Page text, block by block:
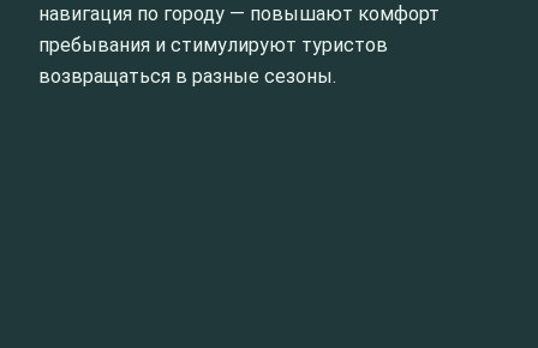
навигация по городу — повышают комфорт
пребывания и стимулируют туристов
возвращаться в разные сезоны.